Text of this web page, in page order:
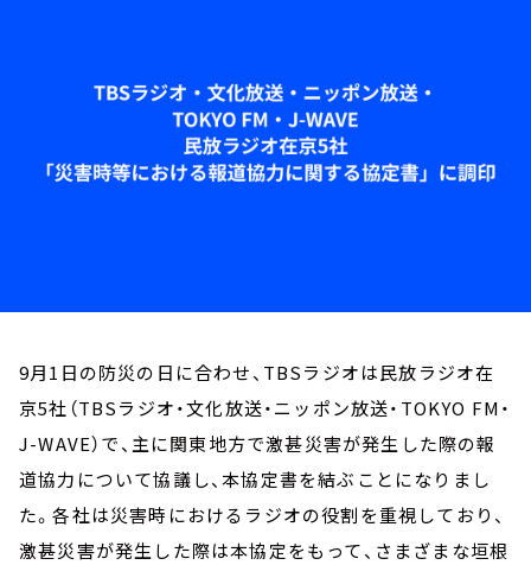
9月1日の防災の日に合わせ、TBSラジオは民放ラジオ在
京5社（TBSラジオ・文化放送・ニッポン放送・TOKYO FM・
J-WAVE）で、主に関東地方で激甚災害が発生した際の報
道協力について協議し、本協定書を結ぶことになりまし
た。各社は災害時におけるラジオの役割を重視しており、
激甚災害が発生した際は本協定をもって、さまざまな垣根